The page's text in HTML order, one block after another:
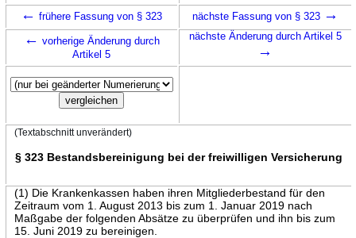
← frühere Fassung von § 323 nächste Fassung von § 323 →
← vorherige Änderung durch
Artikel 5
nächste Änderung durch Artikel 5
→
(Textabschnitt unverändert)
§ 323 Bestandsbereinigung bei der freiwilligen Versicherung
(1) Die Krankenkassen haben ihren Mitgliederbestand für den
Zeitraum vom 1. August 2013 bis zum 1. Januar 2019 nach
Maßgabe der folgenden Absätze zu überprüfen und ihn bis zum
15. Juni 2019 zu bereinigen.